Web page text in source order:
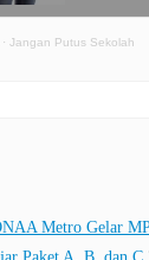
· Jangan Putus Sekolah